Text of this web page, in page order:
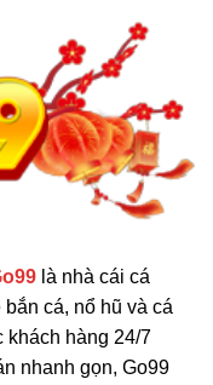
là nhà cái cá
cá, nổ hũ và cá
khách hàng 24/7
nhanh gọn, Go99